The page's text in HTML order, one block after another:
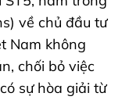
về chủ đầu tư
Nam không
chối bỏ việc
sự hòa giải từ